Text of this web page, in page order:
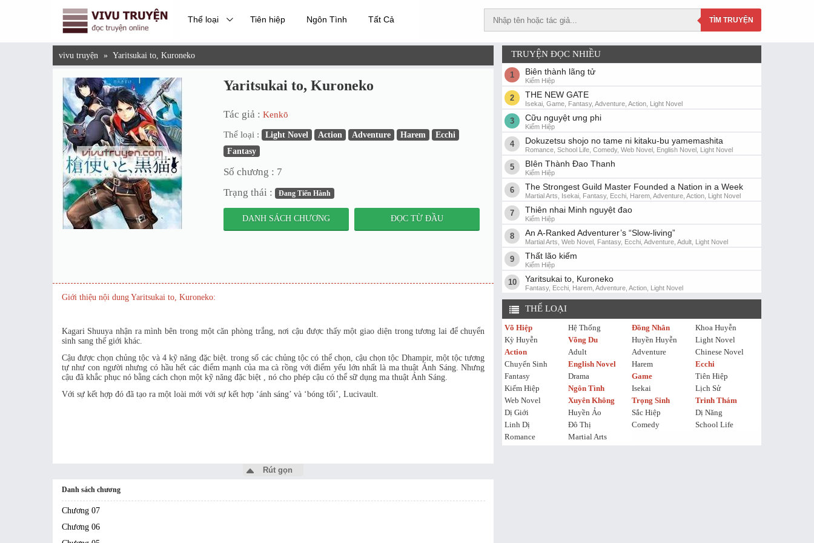
TÌM TRUYỆN
Thể loại Tiên hiệp Ngôn Tình Tất Cả
vivu truyện » Yaritsukai to, Kuroneko
Yaritsukai to, Kuroneko
Tác giả :Kenkō
Thể loại : Light Novel Action Adventure Harem
Ecchi
Fantasy
Số chương : 7
Trạng thái : Đang Tiến Hành
DANH SÁCH CHƯƠNG ĐỌC TỪ ĐẦU
Giới thiệu nội dung Yaritsukai to, Kuroneko:
Kagari Shuuya nhận ra mình bên trong một căn phòng trắng, nơi cậu được thấy một giao diện trong tương lai để chuyển
sinh sang thế giới khác.
Cậu được chọn chủng tộc và 4 kỹ năng đặc biệt. trong số các chủng tộc có thể chọn, cậu chọn tộc Dhampir, một tộc tương
tự như con người nhưng có hầu hết các điểm mạnh của ma cà rồng với điểm yếu lớn nhất là ma thuật Ánh Sáng. Nhưng
cậu đã khắc phục nó bằng cách chọn một kỹ năng đặc biệt , nó cho phép cậu có thể sữ dụng ma thuật Ánh Sáng.
Với sự kết hợp đó đã tạo ra một loài mới với sự kết hợp ‘ánh sáng’ và ‘bóng tối’, Lucivault.
Rút gọn
Danh sách chương
Chương 07
Chương 06
TRUYỆN ĐỌC NHIỀU
1 Biên thành lãng tử
Kiếm Hiệp
2 THE NEW GATE
Isekai, Game, Fantasy, Adventure, Action, Light Novel
3 Cữu nguyệt ưng phi
Kiếm Hiệp
4 Dokuzetsu shojo no tame ni kitaku-bu yamemashita
Romance, School Life, Comedy, Web Novel, English Novel, Light Novel
5 BIên Thành Đao Thanh
Kiếm Hiệp
6 The Strongest Guild Master Founded a Nation in a Week
Martial Arts, Isekai, Fantasy, Ecchi, Harem, Adventure, Action, Light Novel
7 Thiên nhai Minh nguyệt đao
Kiếm Hiệp
8 An A-Ranked Adventurer’s “Slow-living”
Martial Arts, Web Novel, Fantasy, Ecchi, Adventure, Adult, Light Novel
9 Thất lão kiếm
Kiếm Hiệp
10 Yaritsukai to, Kuroneko
Fantasy, Ecchi, Harem, Adventure, Action, Light Novel
THỂ LOẠI
Võ Hiệp Hệ Thống Đồng Nhân
Khoa Huyễn
Kỳ Huyễn
Võng Du Huyền Huyễn
Light Novel
Action
Adult Adventure
Chinese Novel
Chuyển Sinh
English Novel Harem
Ecchi
Fantasy
Drama Game
Tiên Hiệp
Kiếm Hiệp
Ngôn Tình Isekai
Lịch Sử
Web Novel
Xuyên Không Trọng Sinh
Trinh Thám
Dị Giới
Huyền Ảo Sắc Hiệp
Dị Năng
Linh Dị
Đô Thị Comedy
School Life
Romance
Martial Arts